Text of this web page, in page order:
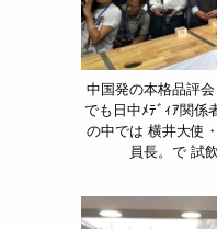
中国発の本格品評
でも日中ﾒﾃﾞｨｱ関係
の中では 横井大使
員長。で 試